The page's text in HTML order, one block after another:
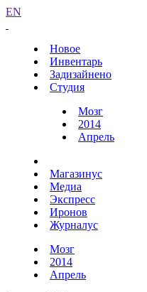
EN
Новое
Инвентарь
Задизайнено
Студия
Мозг
2014
Апрель
Магазинус
Медиа
Экспресс
Иронов
Журналус
Мозг
2014
Апрель